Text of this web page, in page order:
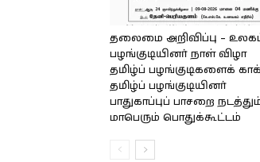
தலைமை அறிவிப்பு –
பழங்குடியினர் நாள் விழா
தமிழ்ப் பழங்குடிகளைக்
தமிழ்ப் பழங்குடியினர்
பாதுகாப்புப் பாசறை
மாபெரும் பொதுக்கூட்டம்